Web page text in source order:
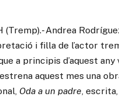
(Tremp).- Andrea
i filla de l’actor
a principis d’aquest
aquest mes una
Oda a un padre,